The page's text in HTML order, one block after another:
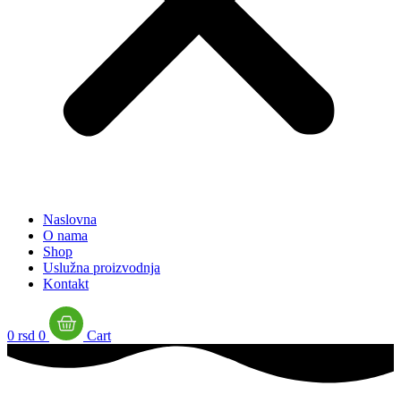
Naslovna
O nama
Shop
Uslužna proizvodnja
Kontakt
0 rsd 0 Cart